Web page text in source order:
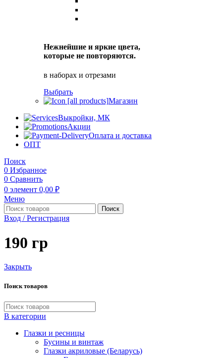
Нежнейшие и яркие цвета,
которые не повторяются.
в наборах и отрезами
Выбрать
Магазин
Выкройки, МК
Акции
Оплата и доставка
ОПТ
Поиск
0 Избранное
0 Сравнить
0 элемент 0,00 ₽
Меню
Поиск
Вход / Регистрация
190 гр
Закрыть
Поиск товаров
В категории
Глазки и ресницы
Бусины и винтаж
Глазки акриловые (Беларусь)